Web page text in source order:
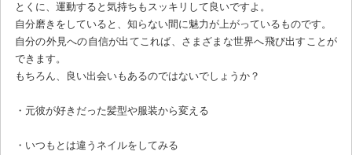
とくに、運動すると気持ちもスッキリして良いですよ。
自分磨きをしていると、知らない間に魅力が上がっているものです。
自分の外見への自信が出てこれば、さまざまな世界へ飛び出すことが
できます。
もちろん、良い出会いもあるのではないでしょうか？
・元彼が好きだった髪型や服装から変える
・いつもとは違うネイルをしてみる